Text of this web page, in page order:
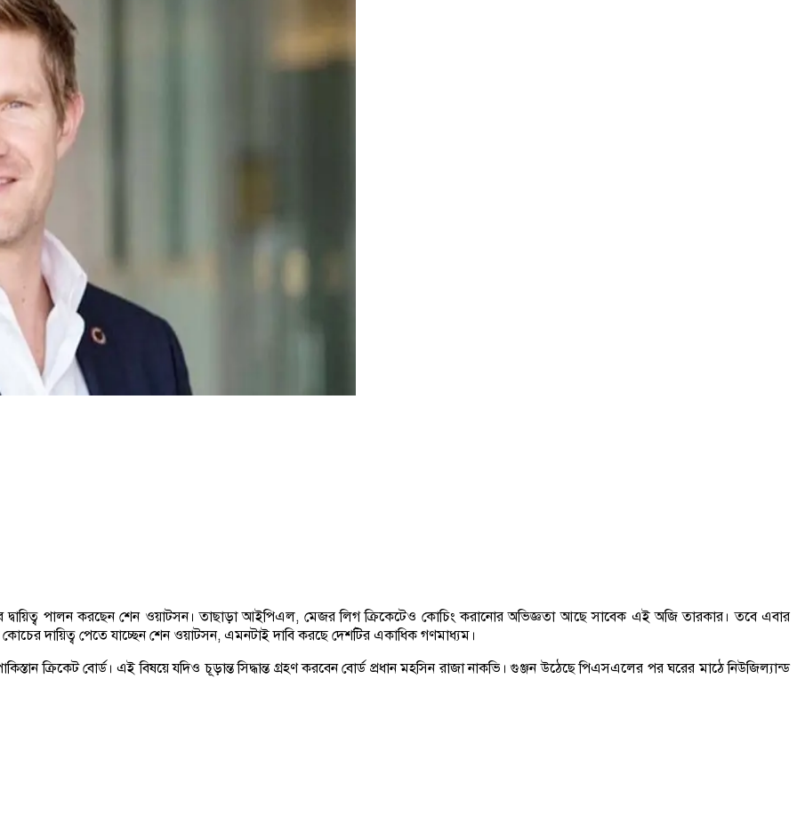
দ্বায়িত্ব পালন করছেন শেন ওয়াটসন। তাছাড়া আইপিএল, মেজর লিগ ক্রিকেটেও কোচিং করানোর অভিজ্ঞতা আছে সাবেক এই অজি তারকার। তবে এবার
দায়িত্ব পেতে যাচ্ছেন শেন ওয়াটসন, এমনটাই দাবি করছে দেশটির একাধিক গণমাধ্যম।
ক্রিকেট বোর্ড। এই বিষয়ে যদিও চূড়ান্ত সিদ্ধান্ত গ্রহণ করবেন বোর্ড প্রধান মহসিন রাজা নাকভি। গুঞ্জন উঠেছে পিএসএলের পর ঘরের মাঠে নিউজিল্যান্ড